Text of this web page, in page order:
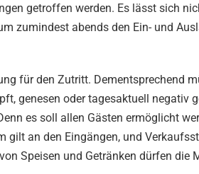
getroffen werden. Es lässt sich
zumindest abends den Ein- und
für den Zutritt. Dementsprechend
genesen oder tagesaktuell negativ
es soll allen Gästen ermöglicht
an den Eingängen, und
Speisen und Getränken dürfen die